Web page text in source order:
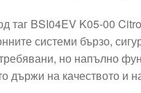
таг BSI04EV K05-00
системи бързо,
но напълно
държи на качеството и